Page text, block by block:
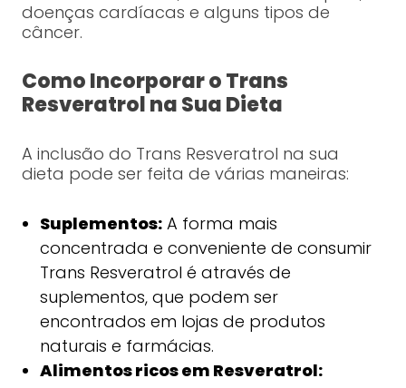
doenças cardíacas e alguns tipos de
câncer.
Como Incorporar o Trans
Resveratrol na Sua Dieta
A inclusão do Trans Resveratrol na sua
dieta pode ser feita de várias maneiras:
Suplementos:A forma mais
concentrada e conveniente de consumir
Trans Resveratrol é através de
suplementos, que podem ser
encontrados em lojas de produtos
naturais e farmácias.
Alimentos ricos em Resveratrol: